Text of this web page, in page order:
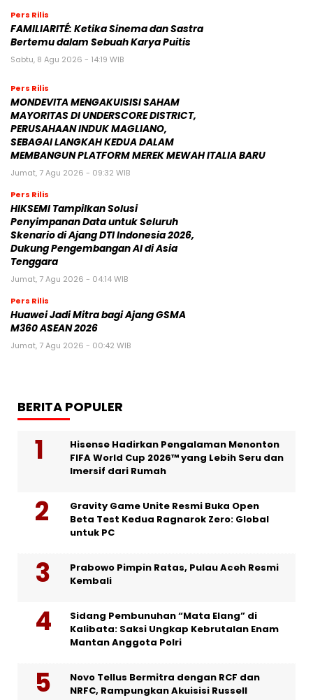
Pers Rilis
FAMILIARITÉ: Ketika Sinema dan Sastra
Bertemu dalam Sebuah Karya Puitis
Sabtu, 8 Agu 2026 - 14:19 WIB
Pers Rilis
MONDEVITA MENGAKUISISI SAHAM
MAYORITAS DI UNDERSCORE DISTRICT,
PERUSAHAAN INDUK MAGLIANO,
SEBAGAI LANGKAH KEDUA DALAM
MEMBANGUN PLATFORM MEREK MEWAH ITALIA BARU
Jumat, 7 Agu 2026 - 09:32 WIB
Pers Rilis
HIKSEMI Tampilkan Solusi
Penyimpanan Data untuk Seluruh
Skenario di Ajang DTI Indonesia 2026,
Dukung Pengembangan AI di Asia
Tenggara
Jumat, 7 Agu 2026 - 04:14 WIB
Pers Rilis
Huawei Jadi Mitra bagi Ajang GSMA
M360 ASEAN 2026
Jumat, 7 Agu 2026 - 00:42 WIB
BERITA POPULER
Hisense Hadirkan Pengalaman Menonton
FIFA World Cup 2026™ yang Lebih Seru dan
Imersif dari Rumah
Gravity Game Unite Resmi Buka Open
Beta Test Kedua Ragnarok Zero: Global
untuk PC
Prabowo Pimpin Ratas, Pulau Aceh Resmi
Kembali
Sidang Pembunuhan “Mata Elang” di
Kalibata: Saksi Ungkap Kebrutalan Enam
Mantan Anggota Polri
Novo Tellus Bermitra dengan RCF dan
NRFC, Rampungkan Akuisisi Russell